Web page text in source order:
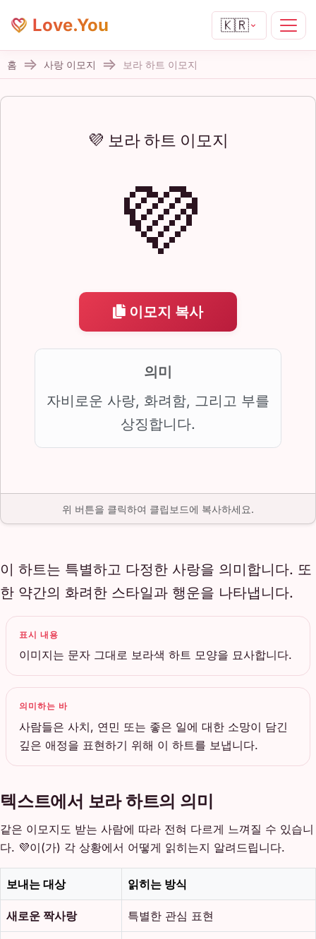
Love.You 🇰🇷
홈 사랑 이모지 보라 하트 이모지
💜 보라 하트 이모지
💜
이모지 복사
의미
자비로운 사랑, 화려함, 그리고 부를
상징합니다.
위 버튼을 클릭하여 클립보드에 복사하세요.
이 하트는 특별하고 다정한 사랑을 의미합니다. 또
한 약간의 화려한 스타일과 행운을 나타냅니다.
표시 내용
이미지는 문자 그대로 보라색 하트 모양을 묘사합니다.
의미하는 바
사람들은 사치, 연민 또는 좋은 일에 대한 소망이 담긴
깊은 애정을 표현하기 위해 이 하트를 보냅니다.
텍스트에서 보라 하트의 의미
같은 이모지도 받는 사람에 따라 전혀 다르게 느껴질 수 있습니
다. 💜이(가) 각 상황에서 어떻게 읽히는지 알려드립니다.
보내는 대상 읽히는 방식
새로운 짝사랑 특별한 관심 표현